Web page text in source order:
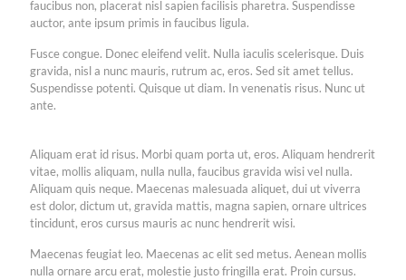
faucibus non, placerat nisl sapien facilisis pharetra. Suspendisse
auctor, ante ipsum primis in faucibus ligula.
Fusce congue. Donec eleifend velit. Nulla iaculis scelerisque. Duis
gravida, nisl a nunc mauris, rutrum ac, eros. Sed sit amet tellus.
Suspendisse potenti. Quisque ut diam. In venenatis risus. Nunc ut
ante.
Aliquam erat id risus. Morbi quam porta ut, eros. Aliquam hendrerit
vitae, mollis aliquam, nulla nulla, faucibus gravida wisi vel nulla.
Aliquam quis neque. Maecenas malesuada aliquet, dui ut viverra
est dolor, dictum ut, gravida mattis, magna sapien, ornare ultrices
tincidunt, eros cursus mauris ac nunc hendrerit wisi.
Maecenas feugiat leo. Maecenas ac elit sed metus. Aenean mollis
nulla ornare arcu erat, molestie justo fringilla erat. Proin cursus.